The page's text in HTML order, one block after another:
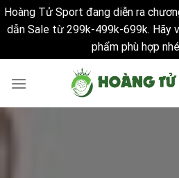
Hoàng Tử Sport đang diễn ra
dẫn Sale từ 299k-499k-699k. Hãy
phẩm phù hợp